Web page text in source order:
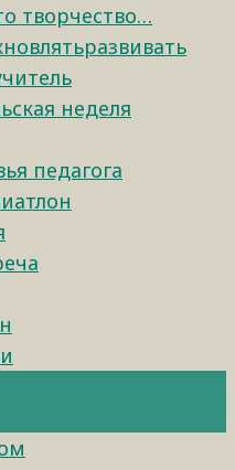
творчество…
неделя
педагога